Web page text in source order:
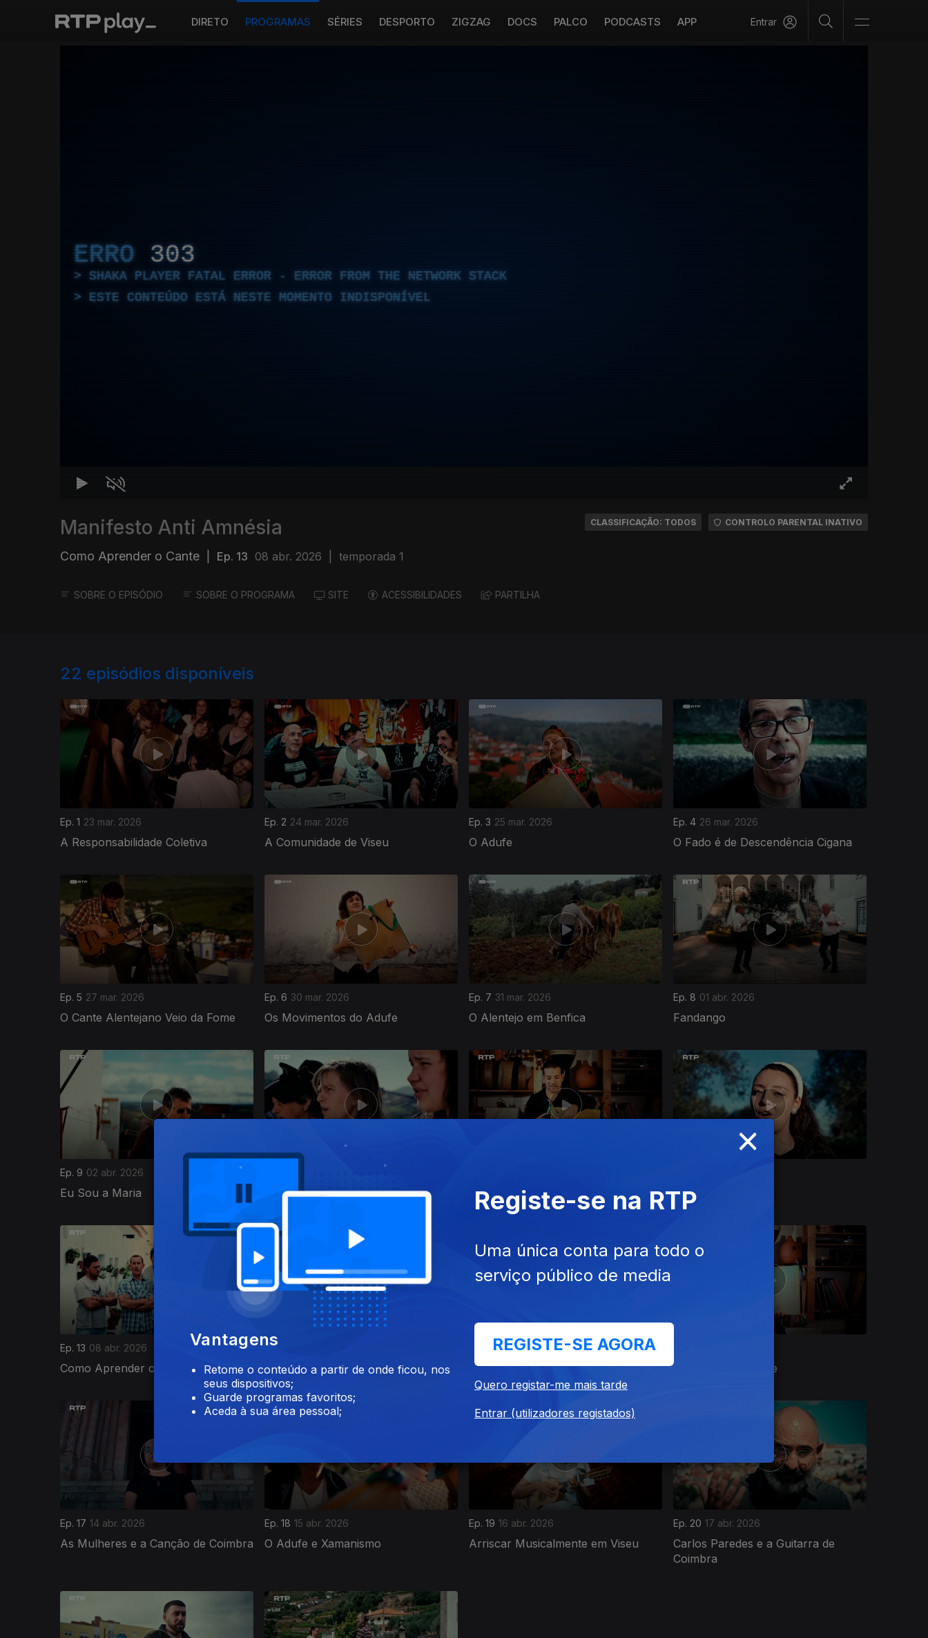
DIRETO PROGRAMAS SÉRIES DESPORTO ZIGZAG DOCS PALCO PODCASTS APP Entrar
ERRO 303
SHAKA PLAYER FATAL ERROR - ERROR FROM THE NETWORK STACK
ESTE CONTEÚDO ESTÁ NESTE MOMENTO INDISPONÍVEL
Manifesto Anti Amnésia
Como Aprender o Cante Ep. 13 08 abr. 2026 temporada 1
CLASSIFICAÇÃO: TODOS CONTROLO PARENTAL INATIVO
SOBRE O EPISÓDIO SOBRE O PROGRAMA SITE ACESSIBILIDADES PARTILHA
22 episódios disponíveis
Ep. 1 23 mar. 2026
A Responsabilidade Coletiva
Ep. 2 24 mar. 2026
A Comunidade de Viseu
Ep. 3 25 mar. 2026
O Adufe
Ep. 4 26 mar. 2026
O Fado é de Descendência Cigana
Ep. 5 27 mar. 2026
O Cante Alentejano Veio da Fome
Ep. 6 30 mar. 2026
Os Movimentos do Adufe
Ep. 7 31 mar. 2026
O Alentejo em Benfica
Ep. 8 01 abr. 2026
Fandango
Ep. 9 02 abr. 2026
Eu Sou a Maria Cantar em Coletivo A Linguagem do Adufe Cura na Raia
920363
Ep. 13 08 abr. 2026
Como Aprender o Cante
Ep. 14
Os Anos 90 e a Música em Viseu
Ep. 15 10 abr. 2026
Avós e Netos Os Ritmos do Adufe
Ep. 17 14 abr. 2026
As Mulheres e a Canção de Coimbra
Ep. 18 15 abr. 2026
O Adufe e Xamanismo
Ep. 19 16 abr. 2026
Arriscar Musicalmente em Viseu
Ep. 20 17 abr. 2026
Carlos Paredes e a Guitarra de
Coimbra
923688
×
Vantagens
Retome o conteúdo a partir de onde ficou, nos
seus dispositivos;
Guarde programas favoritos;
Aceda à sua área pessoal;
Registe-se na RTP
Uma única conta para todo o
serviço público de media
REGISTE-SE AGORA
Quero registar-me mais tarde
Entrar (utilizadores registados)